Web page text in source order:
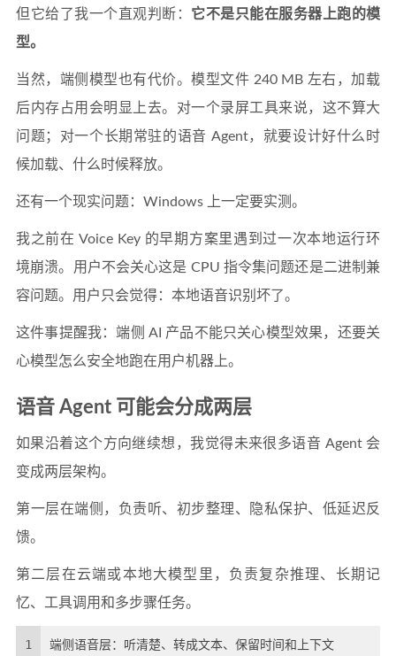
但它给了我一个直观判断： 它不是只能在服务器上跑的模
型。
当然，端侧模型也有代价。模型文件 240 MB 左右，加载
后内存占用会明显上去。对一个录屏工具来说，这不算大
问题；对一个长期常驻的语音 Agent，就要设计好什么时
候加载、什么时候释放。
还有一个现实问题：Windows 上一定要实测。
我之前在 Voice Key 的早期方案里遇到过一次本地运行环
境崩溃。用户不会关心这是 CPU 指令集问题还是二进制兼
容问题。用户只会觉得：本地语音识别坏了。
这件事提醒我：端侧 AI 产品不能只关心模型效果，还要关
心模型怎么安全地跑在用户机器上。
语音 Agent 可能会分成两层
如果沿着这个方向继续想，我觉得未来很多语音 Agent 会
变成两层架构。
第一层在端侧，负责听、初步整理、隐私保护、低延迟反
馈。
第二层在云端或本地大模型里，负责复杂推理、长期记
忆、工具调用和多步骤任务。
1
端侧语音层：听清楚、转成文本、保留时间和上下文